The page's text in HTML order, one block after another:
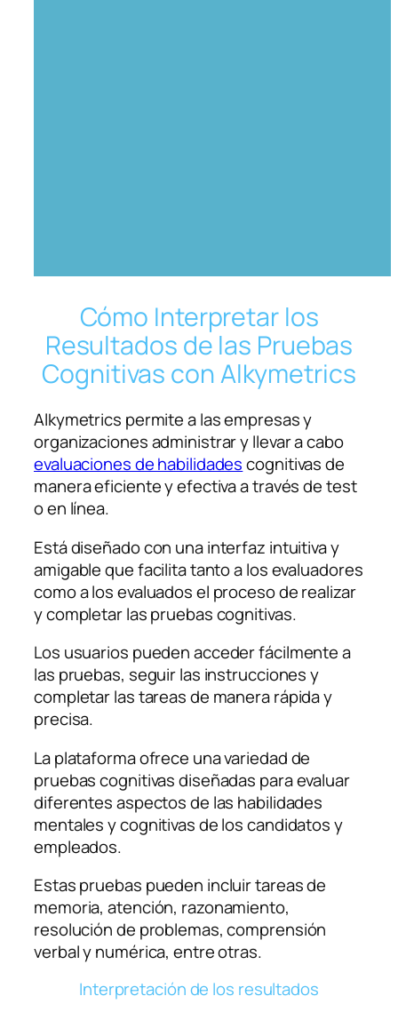
Cómo Interpretar los
Resultados de las Pruebas
Cognitivas con Alkymetrics
Alkymetrics permite a las empresas y
organizaciones administrar y llevar a cabo
evaluaciones de habilidadescognitivas de
manera eficiente y efectiva a través de test
o en línea.
Está diseñado con una interfaz intuitiva y
amigable que facilita tanto a los evaluadores
como a los evaluados el proceso de realizar
y completar las pruebas cognitivas.
Los usuarios pueden acceder fácilmente a
las pruebas, seguir las instrucciones y
completar las tareas de manera rápida y
precisa.
La plataforma ofrece una variedad de
pruebas cognitivas diseñadas para evaluar
diferentes aspectos de las habilidades
mentales y cognitivas de los candidatos y
empleados.
Estas pruebas pueden incluir tareas de
memoria, atención, razonamiento,
resolución de problemas, comprensión
verbal y numérica, entre otras.
Interpretación de los resultados